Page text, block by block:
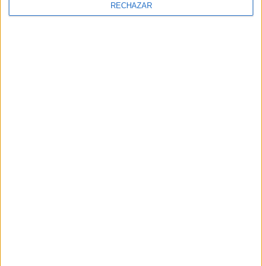
RECHAZAR